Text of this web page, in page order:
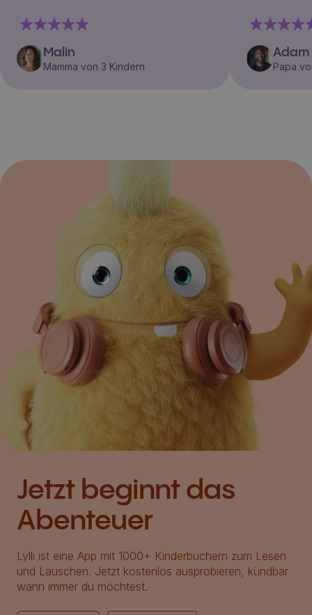
Malin
Mamma von 3 Kindern
Adam
Papa
Jetzt beginnt das
Abenteuer
Lylli ist eine App mit 1000+ Kinderbüchern zum Lesen
und Lauschen. Jetzt kostenlos ausprobieren, kündbar
wann immer du möchtest.